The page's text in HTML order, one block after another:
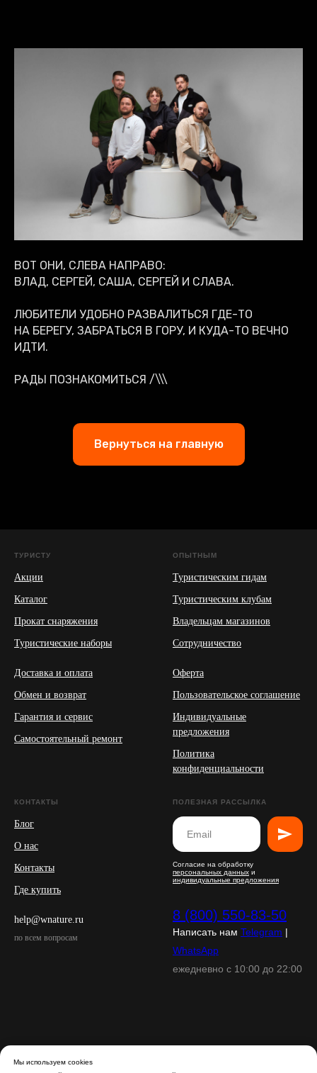
ВОТ ОНИ, СЛЕВА НАПРАВО:
ВЛАД, СЕРГЕЙ, САША, СЕРГЕЙ И СЛАВА.
ЛЮБИТЕЛИ УДОБНО РАЗВАЛИТЬСЯ ГДЕ-ТО
НА БЕРЕГУ, ЗАБРАТЬСЯ В ГОРУ, И КУДА-ТО ВЕЧНО
ИДТИ.
РАДЫ ПОЗНАКОМИТЬСЯ /\\\
Вернуться на главную
Мы используем cookies
ТУРИСТУ
Акции
Каталог
Прокат снаряжения
Туристические наборы
Доставка и оплата
Обмен и возврат
Гарантия и сервис
Самостоятельный ремонт
ОПЫТНЫМ
Туристическим гидам
Туристическим клубам
Владельцам магазинов
Сотрудничество
Оферта
Пользовательское соглашение
Индивидуальные
предложения
Политика
конфиденциальности
КОНТАКТЫ
Блог
О нас
Контакты
Где купить
help@wnature.ru
по всем вопросам
ПОЛЕЗНАЯ РАССЫЛКА
Согласие на обработку
персональных данных и
индивидуальные предложения
8 (800) 550-83-50
Написать нам Telegram |
WhatsApp
ежедневно с 10:00 до 22:00